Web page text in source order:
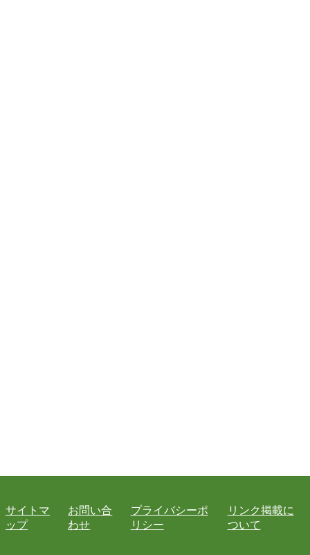
サイトマ
ップ
お問い合
わせ
プライバシーポ
リシー
リンク掲載に
ついて